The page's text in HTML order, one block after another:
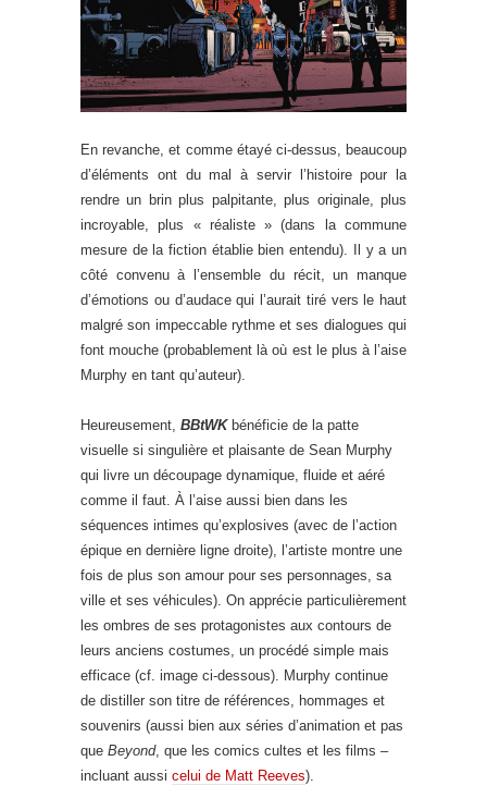
En revanche, et comme étayé ci-dessus, beaucoup
d’éléments ont du mal à servir l’histoire pour la
rendre un brin plus palpitante, plus originale, plus
incroyable, plus « réaliste » (dans la commune
mesure de la fiction établie bien entendu). Il y a un
côté convenu à l’ensemble du récit, un manque
d’émotions ou d’audace qui l’aurait tiré vers le haut
malgré son impeccable rythme et ses dialogues qui
font mouche (probablement là où est le plus à l’aise
Murphy en tant qu’auteur).
Heureusement, BBtWKbénéficie de la patte
visuelle si singulière et plaisante de Sean Murphy
qui livre un découpage dynamique, fluide et aéré
comme il faut. À l’aise aussi bien dans les
séquences intimes qu’explosives (avec de l’action
épique en dernière ligne droite), l’artiste montre une
fois de plus son amour pour ses personnages, sa
ville et ses véhicules). On apprécie particulièrement
les ombres de ses protagonistes aux contours de
leurs anciens costumes, un procédé simple mais
efficace (cf. image ci-dessous). Murphy continue
de distiller son titre de références, hommages et
souvenirs (aussi bien aux séries d’animation et pas
que Beyond, que les comics cultes et les films –
incluant aussi celui de Matt Reeves).